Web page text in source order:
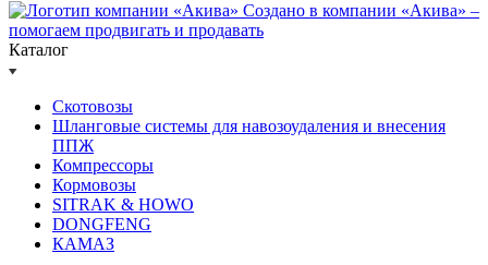
Создано в компании «Акива» –
помогаем продвигать и продавать
Каталог
Скотовозы
Шланговые системы для навозоудаления и внесения
ППЖ
Компрессоры
Кормовозы
SITRAK & HOWO
DONGFENG
КАМАЗ